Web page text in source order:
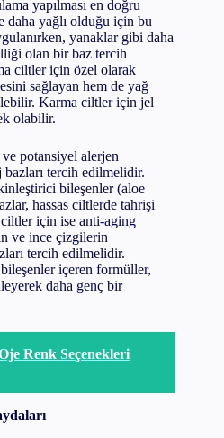
yapılması en doğru
daha yağlı olduğu için bu
yanaklar gibi daha
olan bir baz tercih
ciltler için özel olarak
sağlayan hem de yağ
Karma ciltler için jel
olabilir.
potansiyel alerjen
tercih edilmelidir.
bileşenler (aloe
hassas ciltlerde tahrişi
için ise anti-aging
ve ince çizgilerin
tercih edilmelidir.
içeren formüller,
daha genç bir
Renk Seçenekleri